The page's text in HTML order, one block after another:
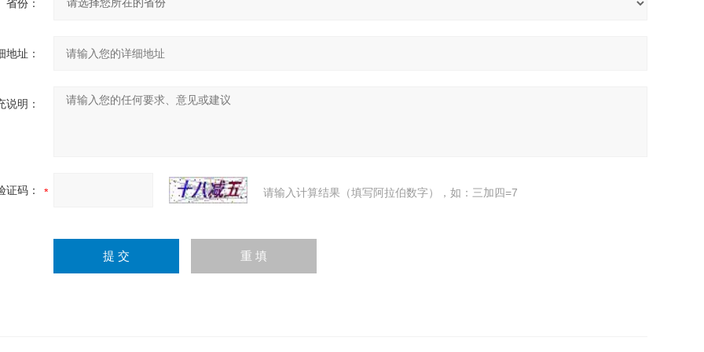
省份：
地址：
说明：
证码： 请输入计算结果（填写阿拉伯数字），如：三加四=7